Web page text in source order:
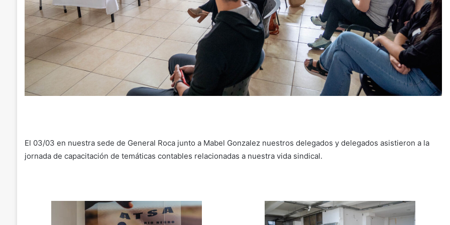
El 03/03 en nuestra sede de General Roca junto a Mabel Gonzalez nuestros delegados y delegados asistieron a la
jornada de capacitación de temáticas contables relacionadas a nuestra vida sindical.